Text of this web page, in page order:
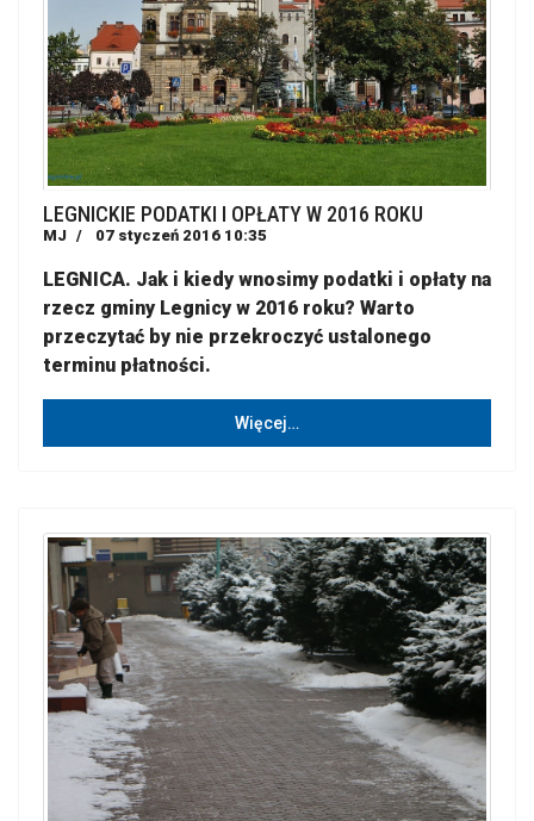
LEGNICKIE PODATKI I OPŁATY W 2016 ROKU
MJ 07 styczeń 2016 10:35
LEGNICA. Jak i kiedy wnosimy podatki i opłaty na
rzecz gminy Legnicy w 2016 roku? Warto
przeczytać by nie przekroczyć ustalonego
terminu płatności.
Więcej…